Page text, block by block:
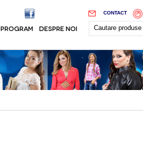
CONTACT
PROGRAM DESPRE NOI